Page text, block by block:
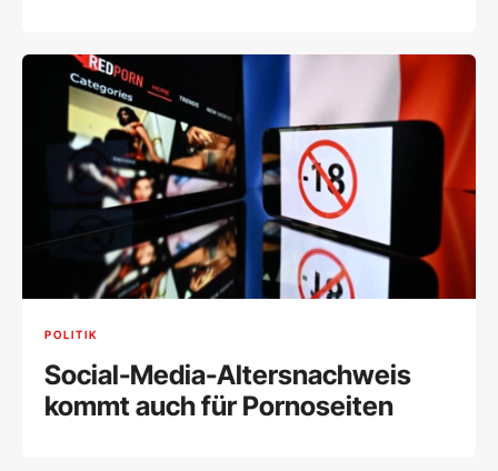
POLITIK
Social-Media-Altersnachweis
kommt auch für Pornoseiten